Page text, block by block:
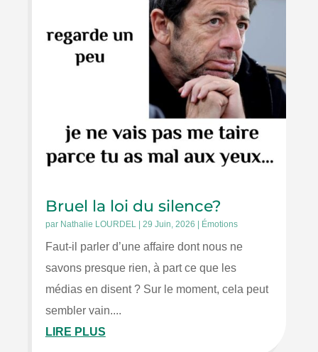
Bruel la loi du silence?
par Nathalie LOURDEL| 29 Juin, 2026 Émotions
Faut-il parler d’une affaire dont nous ne
savons presque rien, à part ce que les
médias en disent ? Sur le moment, cela peut
sembler vain....
LIRE PLUS